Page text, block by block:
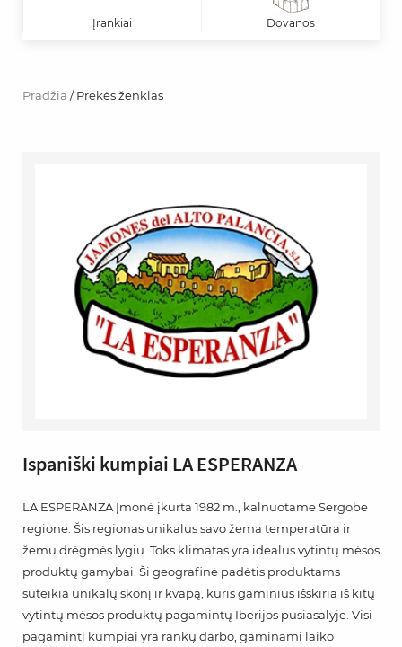
Įrankiai Dovanos
Pradžia / Prekės ženklas
Ispaniški kumpiai LA ESPERANZA
LA ESPERANZA Įmonė įkurta 1982 m., kalnuotame Sergobe
regione. Šis regionas unikalus savo žema temperatūra ir
žemu drėgmės lygiu. Toks klimatas yra idealus vytintų mėsos
produktų gamybai. Ši geografinė padėtis produktams
suteikia unikalų skonį ir kvapą, kuris gaminius išskiria iš kitų
vytintų mėsos produktų pagamintų Iberijos pusiasalyje. Visi
pagaminti kumpiai yra rankų darbo, gaminami laiko